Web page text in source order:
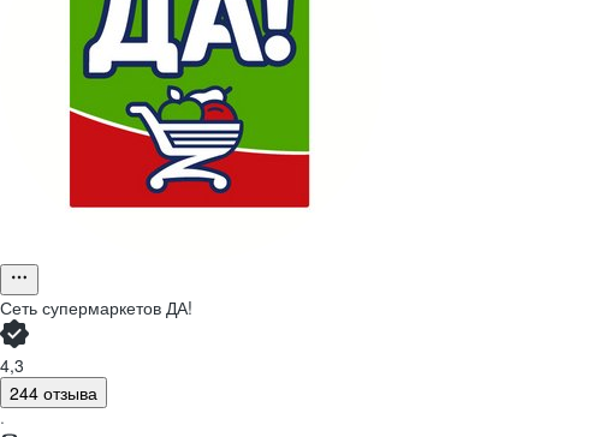
Сеть супермаркетов ДА!
4,3
244 отзыва
·